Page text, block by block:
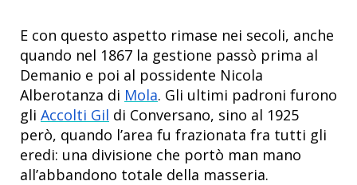
E con questo aspetto rimase nei secoli, anche
quando nel 1867 la gestione passò prima al
Demanio e poi al possidente Nicola
Alberotanza di Mola. Gli ultimi padroni furono
gli Accolti Gil di Conversano, sino al 1925
però, quando l’area fu frazionata fra tutti gli
eredi: una divisione che portò man mano
all’abbandono totale della masseria.